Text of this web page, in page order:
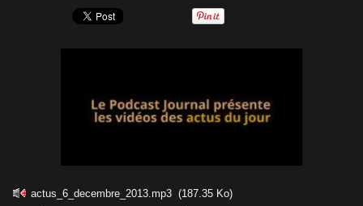
actus_6_decembre_2013.mp3 (187.35 Ko)